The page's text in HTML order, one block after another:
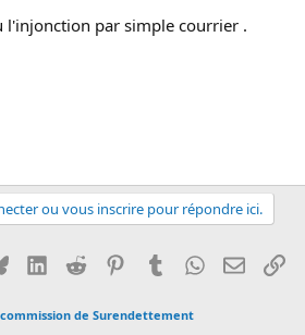
l'injonction par simple courrier .
ou vous inscrire pour répondre ici.
BlueskyLinkedInReddit PinterestTumblrWhatsApp
Email
de Surendettement